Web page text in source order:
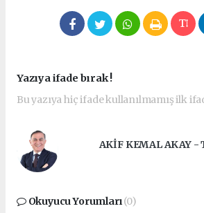
Yazıya ifade bırak !
Bu yazıya hiç ifade kullanılmamış ilk
AKİF KEMAL AKAY -
Okuyucu Yorumları(0)